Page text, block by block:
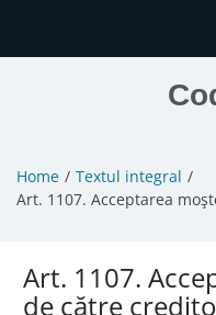
Home
Textul integral
Art. 1107. Acceptarea
Art. 1107.
de către